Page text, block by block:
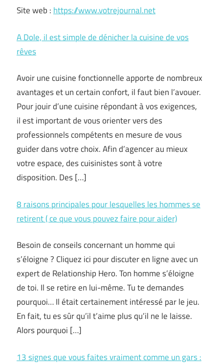
Site web : https://www.votrejournal.net
A Dole, il est simple de dénicher la cuisine de vos
rêves
Avoir une cuisine fonctionnelle apporte de nombreux
avantages et un certain confort, il faut bien l’avouer.
Pour jouir d’une cuisine répondant à vos exigences,
il est important de vous orienter vers des
professionnels compétents en mesure de vous
guider dans votre choix. Afin d’agencer au mieux
votre espace, des cuisinistes sont à votre
disposition. Des […]
8 raisons principales pour lesquelles les hommes se
retirent ( ce que vous pouvez faire pour aider)
Besoin de conseils concernant un homme qui
s’éloigne ? Cliquez ici pour discuter en ligne avec un
expert de Relationship Hero. Ton homme s’éloigne
de toi. Il se retire en lui-même. Tu te demandes
pourquoi… Il était certainement intéressé par le jeu.
En fait, tu es sûr qu’il t’aime plus qu’il ne le laisse.
Alors pourquoi […]
13 signes que vous faites vraiment comme un gars :